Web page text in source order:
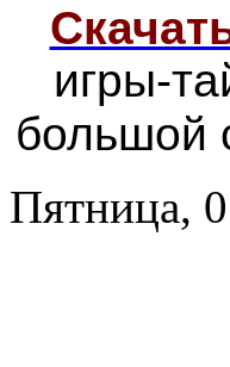
игры-
большой
Пятница,